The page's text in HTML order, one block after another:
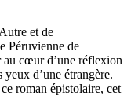
et de
Péruvienne de
au cœur d’une réflexion
yeux d’une étrangère.
roman épistolaire, cet